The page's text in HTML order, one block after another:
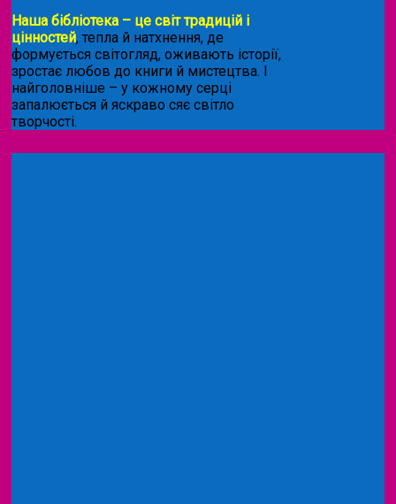
Наша бібліотека – це світ традицій і
цінностей, тепла й натхнення, де
формується світогляд, оживають історії,
зростає любов до книги й мистецтва. І
найголовніше – у кожному серці
запалюється й яскраво сяє світло
творчості.